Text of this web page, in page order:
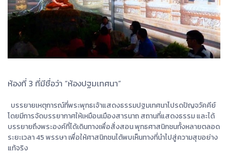
ห้องที่ 3 ที่มีชื่อว่า “ห้องปฐมเทศนา”
บรรยายเหตุการณ์ที่พระพุทธเจ้าแสดงธรรมปฐมเทศนาโปรดปัญจวัคคีย์
โดยมีการจัดบรรยากาศให้เหมือนเมืองสารนาถ สถานที่แสดงธรรม และได้
บรรยายถึงพระองค์ที่ได้เดินทางเพื่อสั่งสอน พุทธศาสนิกชนทั้งหลายตลอด
ระยะเวลา 45 พรรษา เพื่อให้ศาสนิกชนได้พบเห็นทางที่นำไปสู่ความสุขอย่าง
แท้จริง